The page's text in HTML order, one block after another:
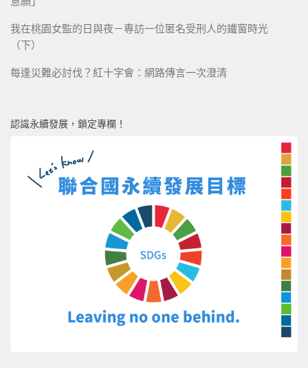
我在桃園女監的日與夜－專訪一位匿名受刑人的鐵窗時光
（下）
每逢災難必討伐？紅十字會：網路傳言一次澄清
認識永續發展，鎖定專欄！